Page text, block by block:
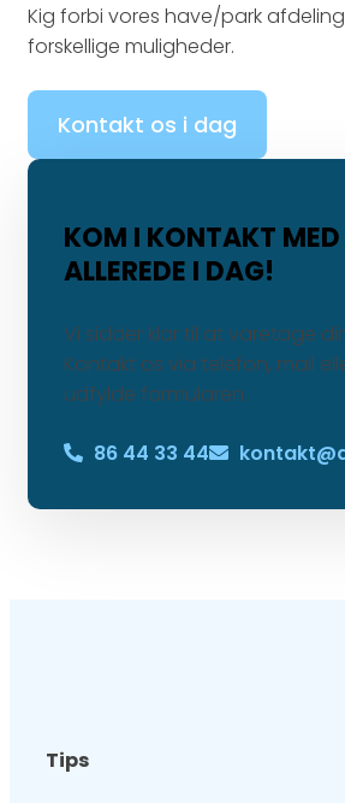
Kig forbi vores have/park
forskellige muligheder.
Kontakt os i dag
KOM I KONTAKT
ALLEREDE I DAG!
Vi sidder klar til at varetage
Kontakt os via telefon, mail
udfylde formularen.
86 44 33 44
Tips